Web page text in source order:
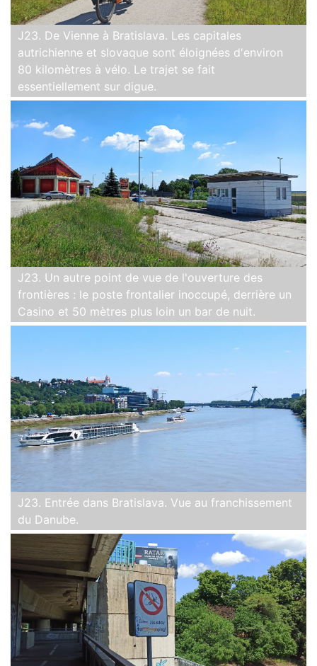
J23. De Vienne à Bratislava. Les capitales
autrichienne et slovaque sont éloignées d'environ
80 kilomètres à vélo. Le trajet se fait
essentiellement sur digue.
J23. Un autre point de vue de l'ouverture des
frontières : le poste frontalier inoccupé, derrière un
Casino et 50 mètres plus loin un bar de nuit.
J23. Entrée dans Bratislava. Vue au franchissement
du Danube.